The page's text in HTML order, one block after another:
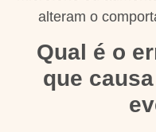
alteram o
Qual é o
que